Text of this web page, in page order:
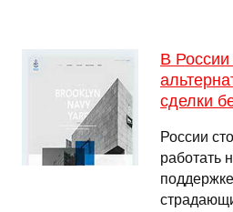
В России
сделки
России
работать